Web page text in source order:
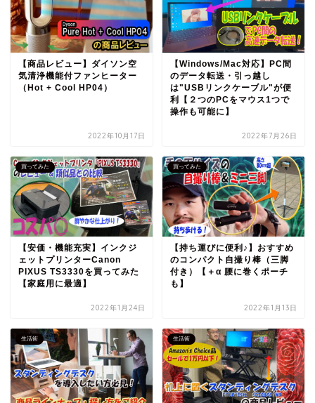
【商品レビュー】ダイソン空
気清浄機能付ファンヒーター
（Hot + Cool HP04）
2022年10月17日
【Windows/Mac対応】PC間
のデータ転送・引っ越し
は"USBリンクケーブル"が便
利【２つのPCをマウス1つで
操作も可能に】
2022年7月26日
買ってみた
【安価・機能充実】インクジ
ェットプリンターCanon
PIXUS TS3330を買ってみた
【家庭用に最適】
2022年1月24日
買ってみた
【持ち運びに便利♪】おすすめ
のコンパクト自撮り棒（三脚
付き）【＋α 腰に巻くポーチ
も】
2022年1月13日
生活術 生活術